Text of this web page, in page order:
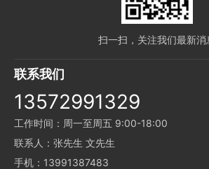
扫一扫，关注我们最新消
联系我们
13572991329
工作时间：周一至周五 9:00-18:00
联系人：张先生 文先生
手机：13991387483